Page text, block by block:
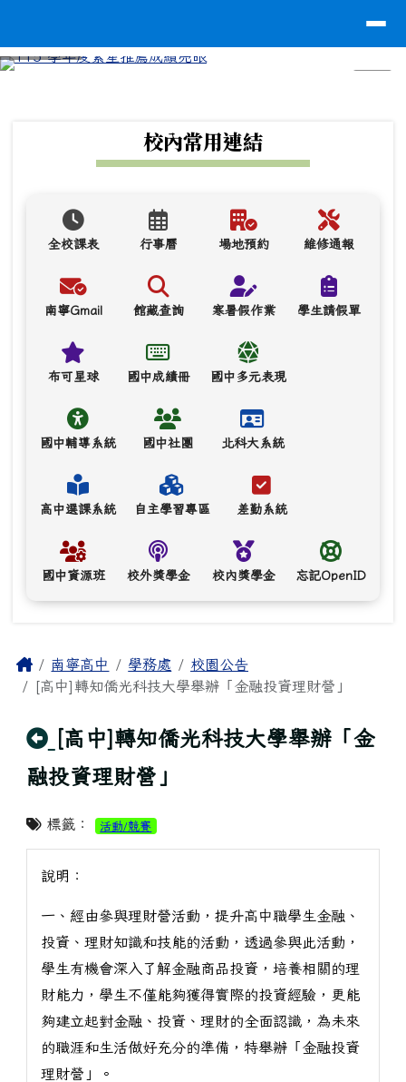
校內常用連結
全校課表 行事曆 場地預約 維修通報
南寧Gmail 館藏查詢 寒暑假作業 學生請假單
布可星球 國中成績冊 國中多元表現
國中輔導系統 國中社團 北科大系統
高中選課系統 自主學習專區 差勤系統
國中資源班 校外獎學金 校內獎學金 忘記OpenID
主內容區域
Home南寧高中 學務處
校園公告
[高中]轉知僑光科技大學舉辦「金融投資理財營」
回上頁
[高中]轉知僑光科技大學舉辦「金
融投資理財營」
標籤： 活動/競賽
說明：
一、經由參與理財營活動，提升高中職學生金融、
投資、理財知識和技能的活動，透過參與此活動，
學生有機會深入了解金融商品投資，培養相關的理
財能力，學生不僅能夠獲得實際的投資經驗，更能
夠建立起對金融、投資、理財的全面認識，為未來
的職涯和生活做好充分的準備，特舉辦「金融投資
理財營」。